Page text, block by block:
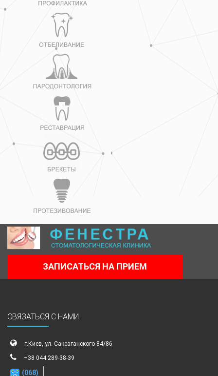
ЗАПИСАТЬСЯ НА ПРИЕМ
СВЯЗАТЬСЯ С НАМИ
г.Киев, ул. Саксаганского 84/86
+38 044 289-38-39
(068)